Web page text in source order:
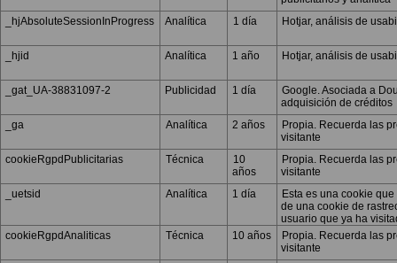
_hjAbsoluteSessionInProgress
Analítica 1 día Hotjar, análisis de
_hjid Analítica 1 año Hotjar, análisis de
_gat_UA-38831097-2 Publicidad 1 día
Google. Asociada a
adquisición de créditos
_ga
Analítica 2 años
Propia. Recuerda las
visitante
cookieRgpdPublicitarias
Técnica
10
años
Propia. Recuerda las
visitante
_uetsid
Analítica 1 día
Esta es una cookie
de una cookie de
usuario que ya ha
cookieRgpdAnaliticas
Técnica 10 años
Propia. Recuerda las
visitante